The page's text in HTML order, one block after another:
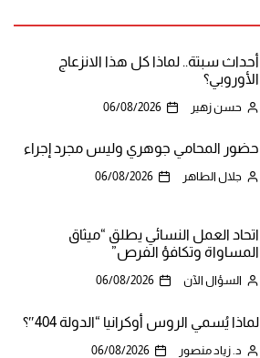
أحداث سبتة.. لماذا كل هذا الانزعاج
الأوروبي؟
حسن زهير 06/08/2026
حضور المحامي جوهري وليس مجرد إجراء
جلال الطاهر 06/08/2026
اتحاد العمل النسائي يطلق “ميثاق
المساواة وتكافؤ الفرص”
السؤال الآن 06/08/2026
لماذا يُسمي الروس أوكرانيا “الدولة 404″؟
د. زياد منصور 06/08/2026